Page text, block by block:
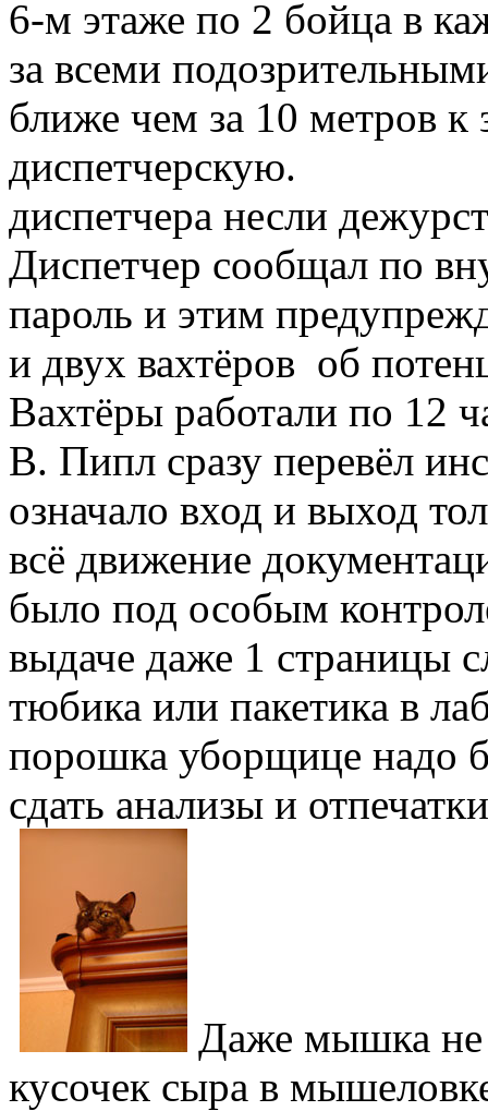
6-м этаже по 2 бойца в
за всеми
ближе чем за 10 метров
диспетчерскую.
диспетчера несли
Диспетчер сообщал по
пароль и этим
и двух вахтёров об
Вахтёры работали по 12
В. Пипл сразу перевёл
означало вход и выход
всё движение
было под особым
выдаче даже 1 страницы
тюбика или пакетика в
порошка уборщице надо
сдать анализы и
Даже мышка не
кусочек сыра в